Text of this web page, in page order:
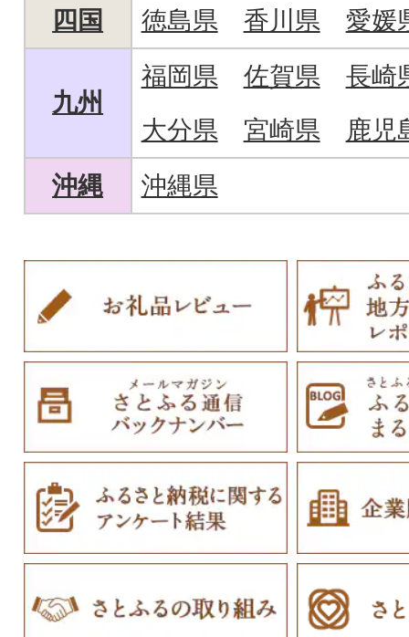
四国
徳島県 香川県 愛媛
九州
福岡県 佐賀県
長崎
大分県
宮崎県
鹿児
沖縄
沖縄県